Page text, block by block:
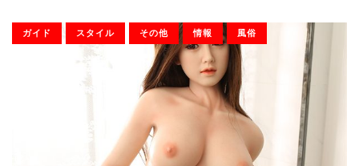
ガイド スタイル その他 情報 風俗